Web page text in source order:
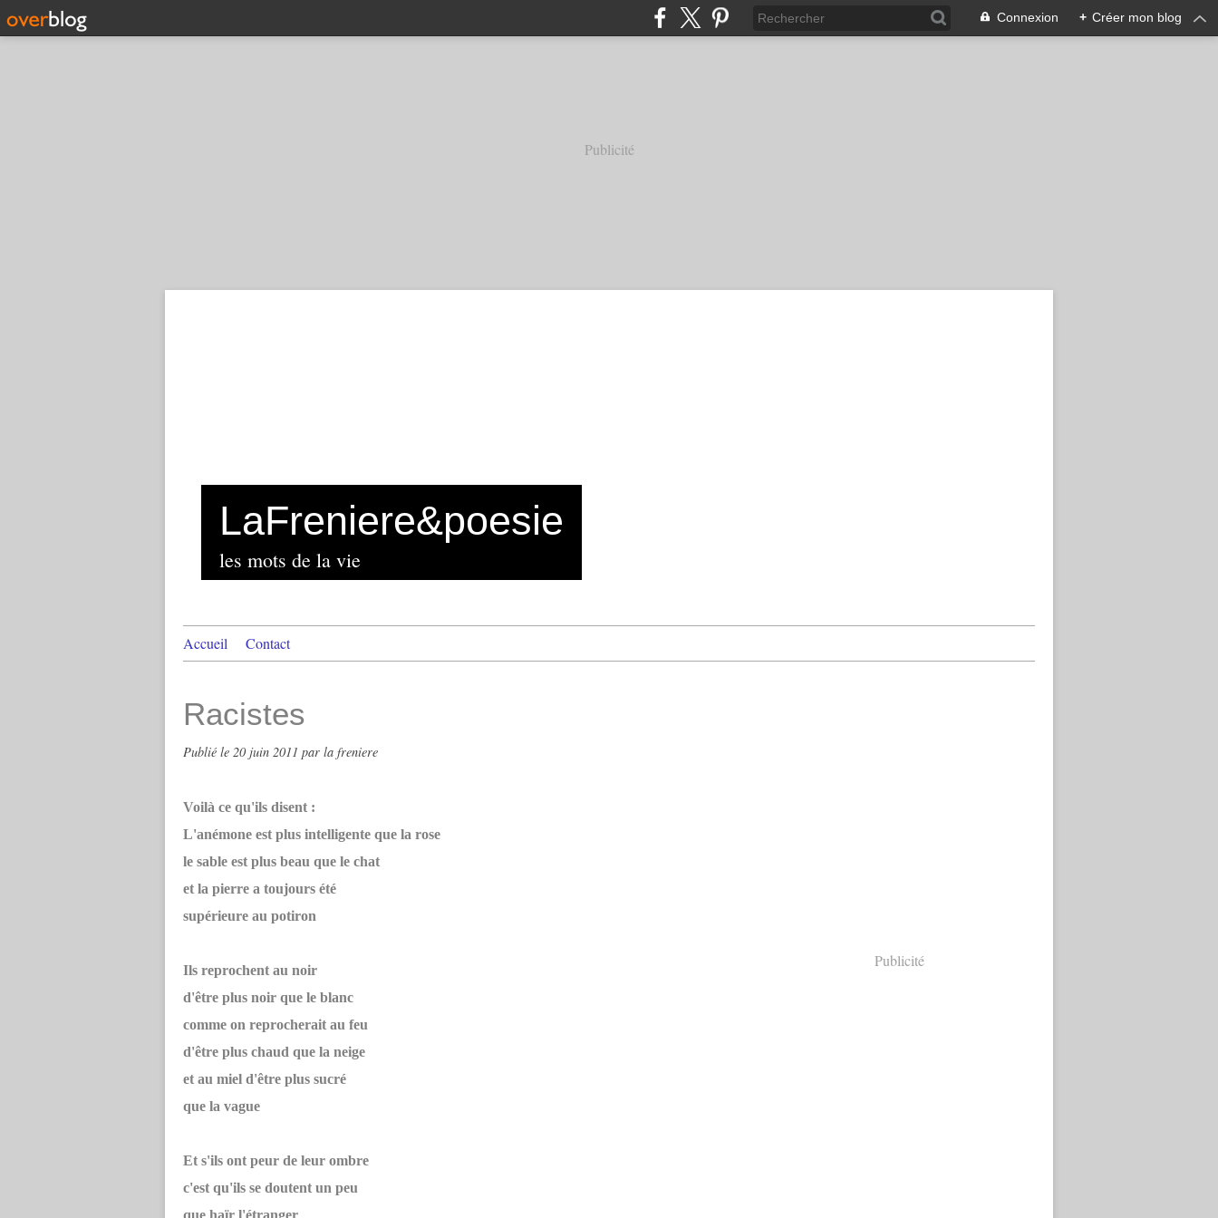
Connexion + Créer mon blog
Publicité
LaFreniere&poesie
les mots de la vie
Accueil Contact
Racistes
Publié le 20 juin 2011 par la freniere
Voilà ce qu'ils disent :
L'anémone est plus intelligente que la rose
le sable est plus beau que le chat
et la pierre a toujours été
supérieure au potiron
Ils reprochent au noir
d'être plus noir que le blanc
comme on reprocherait au feu
d'être plus chaud que la neige
et au miel d'être plus sucré
que la vague
Et s'ils ont peur de leur ombre
c'est qu'ils se doutent un peu
que haïr l'étranger
Publicité